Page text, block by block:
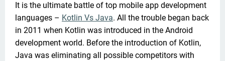
It is the ultimate battle of top mobile app development
languages – Kotlin Vs Java. All the trouble began back
in 2011 when Kotlin was introduced in the Android
development world. Before the introduction of Kotlin,
Java was eliminating all possible competitors with